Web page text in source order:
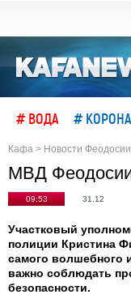
# ВОДА #
Кафа > Новости Феодосии
МВД
09:53 31.12
Участковый
полиции Кристина
самого волшебного
важно соблюдать
безопасности.